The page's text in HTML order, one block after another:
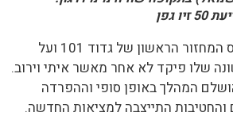
גפן
באוגוסט 1989 התגייס המחזור הראשון של גדוד 101 ועל
שלו פיקד לא אחר מאשר איתי וירוב.
שנת 1990 הושלם המהלך באופן סופי וההפרדה
והחטיבות התייצבה למציאות החדשה.